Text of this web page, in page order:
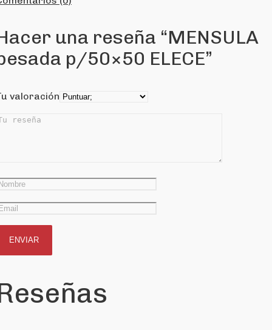
una reseña “MENSULA
p/50×50 ELECE”
valoración